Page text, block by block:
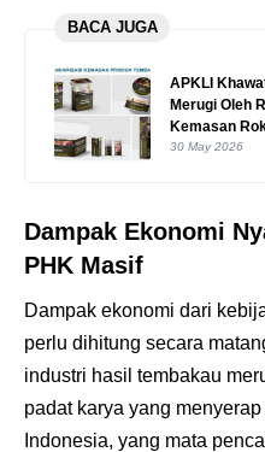
BACA JUGA
APKLI
Merugi Oleh
Kemasan
30 May 2026
Dampak Ekonomi
PHK Masif
Dampak ekonomi dari
perlu dihitung secara
industri hasil tembakau
padat karya yang
Indonesia, yang mata